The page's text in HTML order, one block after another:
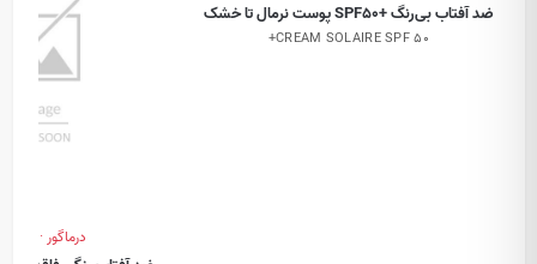
ضد آفتاب بی‌رنگ +SPF50 پوست نرمال تا خشک
CREAM SOLAIRE SPF 50+
درماگور · Dermagor